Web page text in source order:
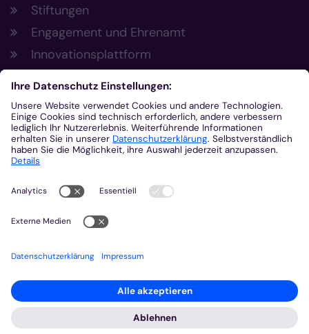
Stiftungen
Engagement und Ehrenamt
Innovationsplattform
Aus der Plattform
Nachrichten
Veranstaltungen
Gottesdienste
Stellenangebote
Kirchenzeitung
Amtsblatt (Kirchlicher Anzeiger)
Rechtsdatenbank
Meldestelle gemäß Hinweisgeberschutzgesetz